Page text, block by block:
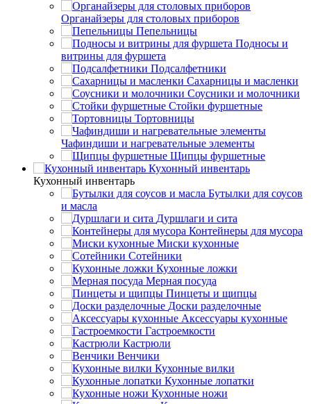
Органайзеры для столовых приборов
Пепельницы
Подносы и
витрины для фуршета
Подсалфетники
Сахарницы и масленки
Соусники и молочники
Стойки фуршетные
Тортовницы
Чафиндиши и нагревательные элементы
Щипцы фуршетные
Кухонный инвентарь
Кухонный инвентарь
Бутылки для соусов
и масла
Дуршлаги и сита
Контейнеры для мусора
Миски кухонные
Сотейники
Кухонные ложки
Мерная посуда
Пинцеты и щипцы
Доски разделочные
Аксессуары кухонные
Гастроемкости
Кастрюли
Венчики
Кухонные вилки
Кухонные лопатки
Кухонные ножи